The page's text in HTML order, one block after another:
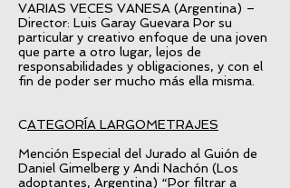
VARIAS VECES VANESA (Argentina) –
Director: Luis Garay Guevara Por su
particular y creativo enfoque de una joven
que parte a otro lugar, lejos de
responsabilidades y obligaciones, y con el
fin de poder ser mucho más ella misma.
CATEGORÍA LARGOMETRAJES
Mención Especial del Jurado al Guión de
Daniel Gimelberg y Andi Nachón (Los
adoptantes, Argentina) “Por filtrar a